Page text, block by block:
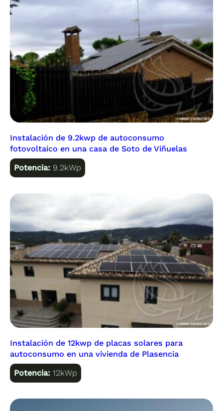
Instalación de 9.2kwp de autoconsumo
fotovoltaico en una casa de Soto de Viñuelas
Potencia: 9.2kWp
Instalación de 12kwp de placas solares para
autoconsumo en una vivienda de Plasencia
Potencia:12kWp